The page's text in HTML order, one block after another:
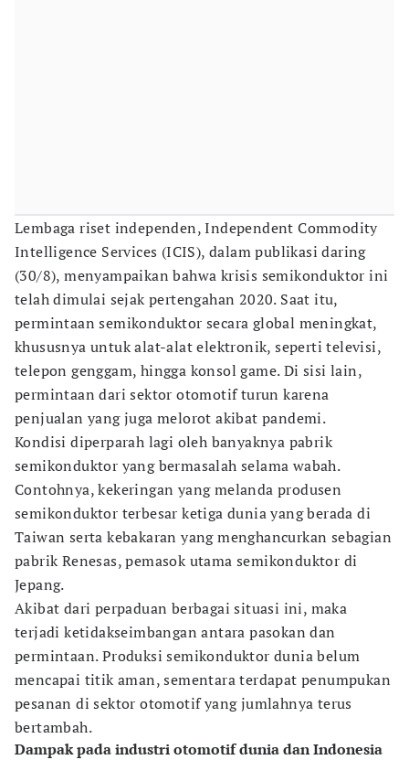
Lembaga riset independen, Independent Commodity
Intelligence Services (ICIS), dalam publikasi daring
(30/8), menyampaikan bahwa krisis semikonduktor ini
telah dimulai sejak pertengahan 2020. Saat itu,
permintaan semikonduktor secara global meningkat,
khususnya untuk alat-alat elektronik, seperti televisi,
telepon genggam, hingga konsol game. Di sisi lain,
permintaan dari sektor otomotif turun karena
penjualan yang juga melorot akibat pandemi.
Kondisi diperparah lagi oleh banyaknya pabrik
semikonduktor yang bermasalah selama wabah.
Contohnya, kekeringan yang melanda produsen
semikonduktor terbesar ketiga dunia yang berada di
Taiwan serta kebakaran yang menghancurkan sebagian
pabrik Renesas, pemasok utama semikonduktor di
Jepang.
Akibat dari perpaduan berbagai situasi ini, maka
terjadi ketidakseimbangan antara pasokan dan
permintaan. Produksi semikonduktor dunia belum
mencapai titik aman, sementara terdapat penumpukan
pesanan di sektor otomotif yang jumlahnya terus
bertambah.
Dampak pada industri otomotif dunia dan Indonesia